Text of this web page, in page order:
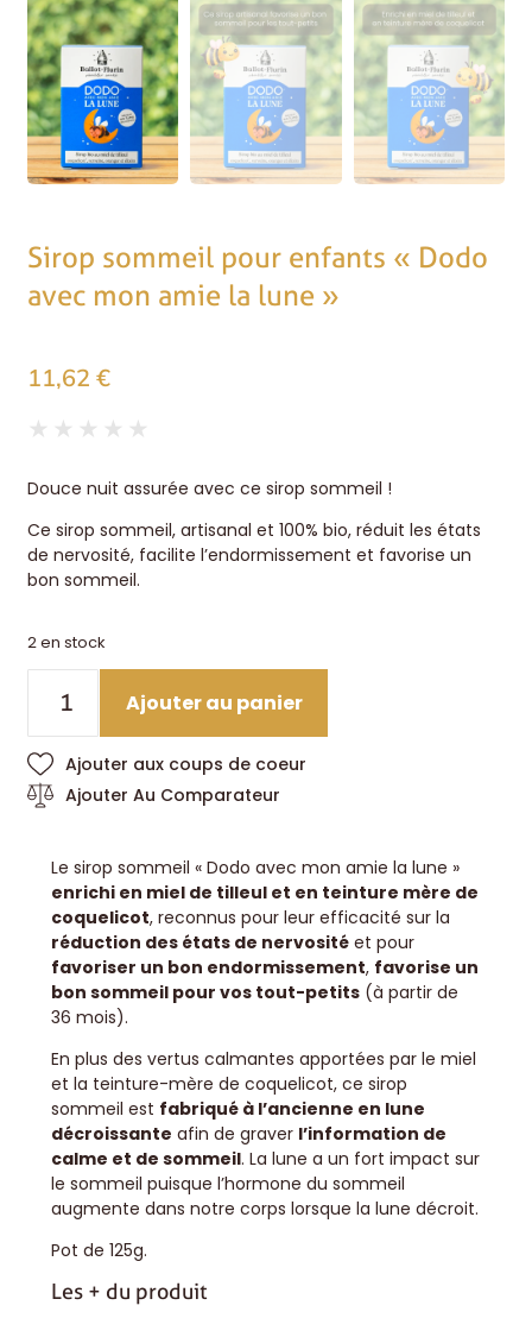
Sirop sommeil pour enfants « Dodo
avec mon amie la lune »
11,62 €
★ ★ ★ ★ ★
Douce nuit assurée avec ce sirop sommeil !
Ce sirop sommeil, artisanal et 100% bio, réduit les états
de nervosité, facilite l’endormissement et favorise un
bon sommeil.
2 en stock
Ajouter au panier
Ajouter aux coups de coeur
Ajouter Au Comparateur
Le sirop sommeil « Dodo avec mon amie la lune »
enrichi en miel de tilleul et en teinture mère de
coquelicot, reconnus pour leur efficacité sur la
réduction des états de nervosité et pour
favoriser un bon endormissement, favorise un
bon sommeil pour vos tout-petits (à partir de
36 mois).
En plus des vertus calmantes apportées par le miel
et la teinture-mère de coquelicot, ce sirop
sommeil est fabriqué à l’ancienne en lune
décroissante afin de graver l’information de
calme et de sommeil. La lune a un fort impact sur
le sommeil puisque l’hormone du sommeil
augmente dans notre corps lorsque la lune décroit.
Pot de 125g.
Les + du produit